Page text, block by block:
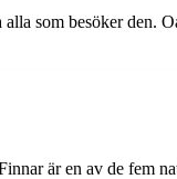
som besöker
är en av de fem